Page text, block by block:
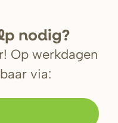
nodig?
Op werkdagen
via: